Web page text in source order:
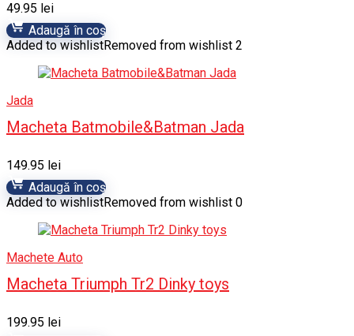
49.95 lei
Adaugă în coș
Added to wishlistRemoved from wishlist 2
Jada
Macheta Batmobile&Batman Jada
149.95 lei
Adaugă în coș
Added to wishlistRemoved from wishlist 0
Machete Auto
Macheta Triumph Tr2 Dinky toys
199.95 lei